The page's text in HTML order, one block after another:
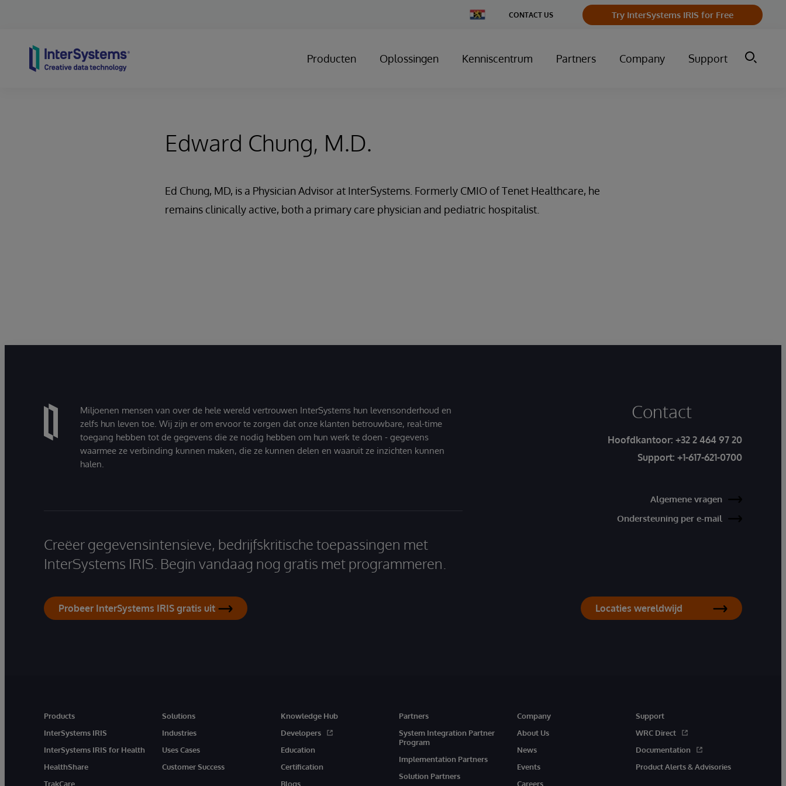
Change
Country
CONTACT US Try InterSystems IRIS for Free
Producten Oplossingen Kenniscentrum Partners Company Support
Edward Chung, M.D.
Ed Chung, MD, is a Physician Advisor at InterSystems. Formerly CMIO of Tenet Healthcare, he
remains clinically active, both a primary care physician and pediatric hospitalist.
Miljoenen mensen van over de hele wereld vertrouwen InterSystems hun levensonderhoud en
zelfs hun leven toe. Wij zijn er om ervoor te zorgen dat onze klanten betrouwbare, real-time
toegang hebben tot de gegevens die ze nodig hebben om hun werk te doen - gegevens
waarmee ze verbinding kunnen maken, die ze kunnen delen en waaruit ze inzichten kunnen
halen.
Creëer gegevensintensieve, bedrijfskritische toepassingen met
InterSystems IRIS. Begin vandaag nog gratis met programmeren.
Probeer InterSystems IRIS gratis uit
Contact
Hoofdkantoor: +32 2 464 97 20
Support: +1-617-621-0700
Algemene vragen
Ondersteuning per e-mail
Locaties wereldwijd
Products
InterSystems IRIS
InterSystems IRIS for Health
HealthShare
TrakCare
Solutions
Industries
Uses Cases
Customer Success
Knowledge Hub
Developers
Education
Certification
Blogs
Partners
System Integration Partner
Program
Implementation Partners
Solution Partners
Company
About Us
News
Events
Careers
Support
WRC Direct
Documentation
Product Alerts & Advisories